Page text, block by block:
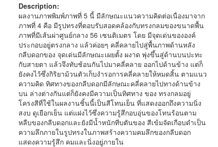
Description:
ผลงานภาพพิมพ์ภาพที่ 5 นี้ มีลักษณะแนวความคิดต่อเนื่องมาจาก
ภาพที่ 4 คือ มีรูปทรงที่ตอบรับสอดคล้องกับทรงกลมของขนาดพื้น
ภาพที่มีเส้นผ่าศูนย์กลาง 56 เซนติเมตร โดย มีจุดเด่นขององค์
ประกอบอยู่ตรงกลาง แล้วค่อยๆ คลี่คลายไปสู่พื้นภาพด้านหลัง
กลีบดอกของ จุดเด่นมีลักษณะเผยตั้ง ผงาด พุ่งขึ้นสู่ด้านบนปะทะ
กับสายตา แล้วจึงทับช้อนกันไปมาคลี่คลาย ออกไปด้านข้าง แต่ก็
ยังคงไว้ซึ่งกิริยาม้วนตัวเก็บงำรอการคลี่คลายให้หมดสิ้น ตามแนว
ความคิด ทิศทางของกลีบดอกมีลักษณะคลี่คลายไปทางด้านข้าง
บน ล่างต่างกันแต่ก็ยังคงมีความเป็นทิศทาง ของ ทรงกลมอยู่
โครงสีที่ใช้ในผลงานชิ้นนี้เป็นสีโทนเย็น ที่แสดงออกถึงความนิ่ง
สงบ ดูเยือกเย็น แต่แฝงไว้ซึ่งความรู้สึกอบอุ่นของโทนร้อนตาม
หลืบของกลีบดอกและยังมีน้ำหนักทีบตันของ สีเข้มจัดเกือบดำเป็น
ความลึกภายในรูปทรงในภาพสร้างความคมลึกของกลีบดอก
แสดงความรู้สึก คมและนิ่งอยู่ภายใน